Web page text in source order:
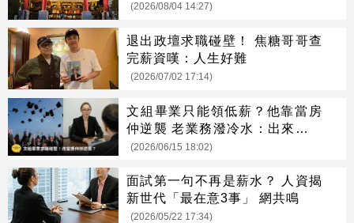
(2026/08/04 14:27)
退出政壇求職碰壁！ 焦糖哥哥查
完薪資嘆：人生好難
(2026/07/02 17:14)
文組畢業只能領低薪？他靠當房
仲逆襲 老業務潑冷水：出來混遲
早要還
(2026/06/15 18:02)
面試第一句不再是薪水？ 人資揭
新世代「最在意3事」 網共鳴
(2026/05/22 17:34)